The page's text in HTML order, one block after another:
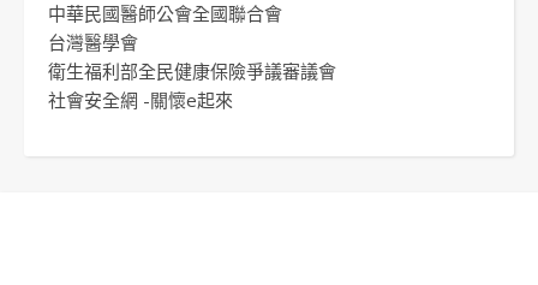
中華民國醫師公會全國聯合會
台灣醫學會
衛生福利部全民健康保險爭議審議會
社會安全網 -關懷e起來